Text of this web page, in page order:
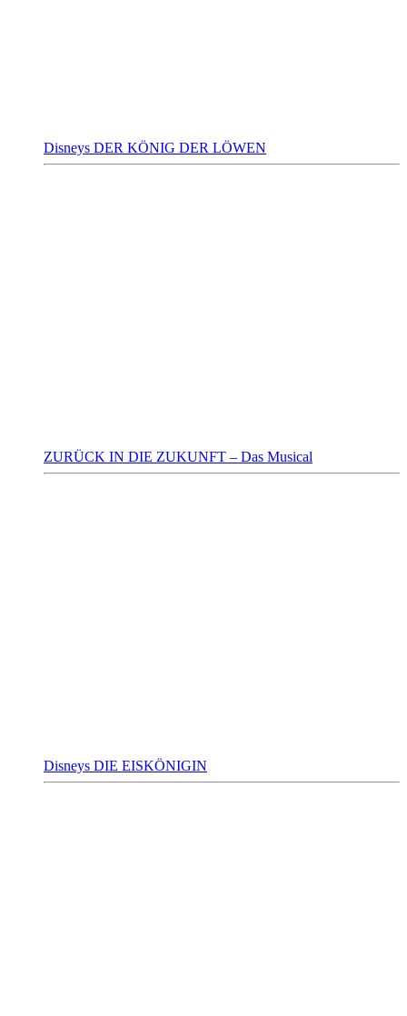
Disneys DER KÖNIG DER LÖWEN
ZURÜCK IN DIE ZUKUNFT – Das Musical
Disneys DIE EISKÖNIGIN